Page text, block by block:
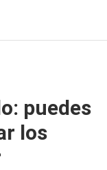
puedes
los